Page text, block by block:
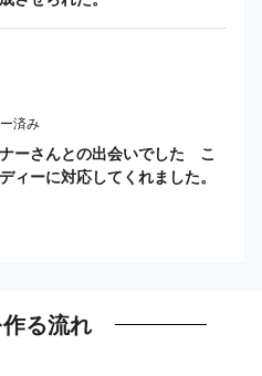
済み
ーさんとの出会いでした こ
ィーに対応してくれました。
る流れ